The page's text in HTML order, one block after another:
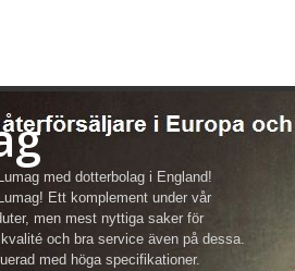
med dotterbolag i England!
Ett komplement under vår
men mest nyttiga saker för
och bra service även på dessa.
med höga specifikationer.